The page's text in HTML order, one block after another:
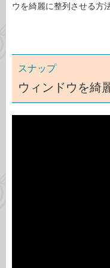
ウを綺麗に整列させる方
スナップ
ウィンドウを綺